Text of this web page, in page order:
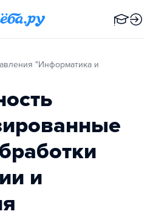
и